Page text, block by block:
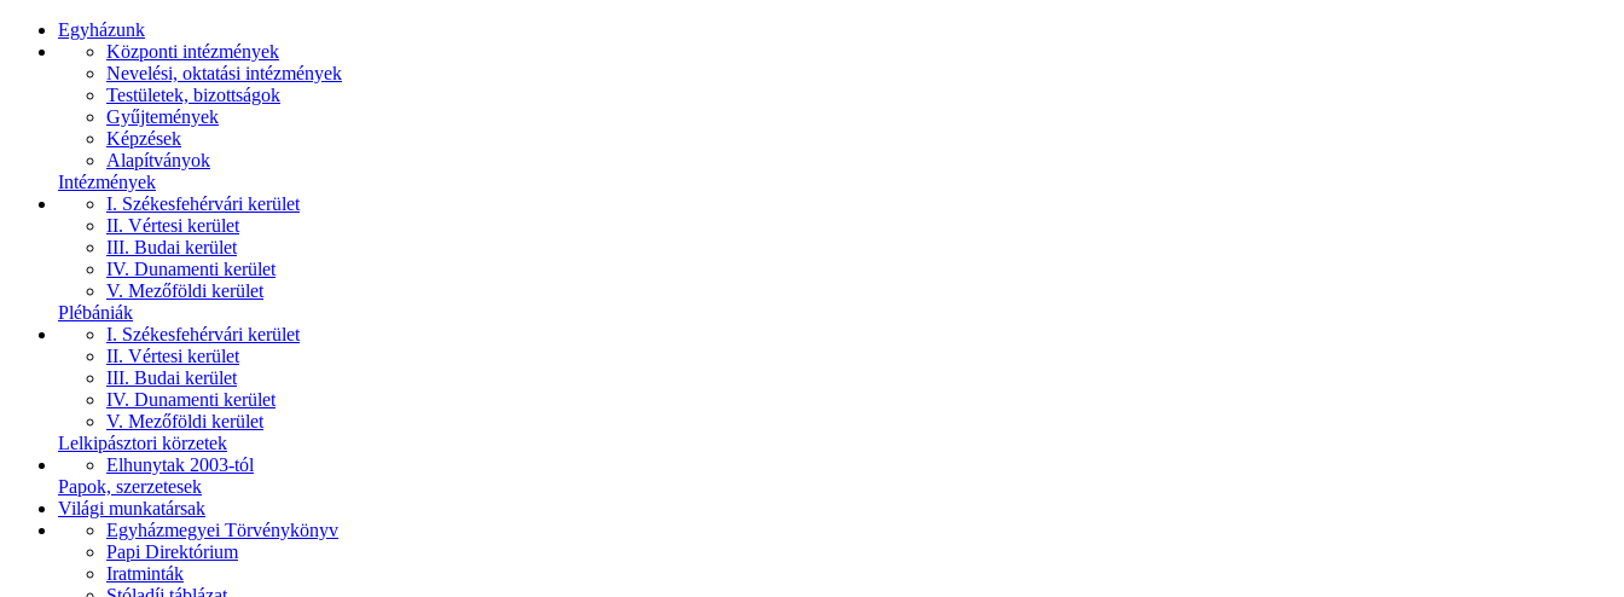
Egyházunk
Központi intézmények
Nevelési, oktatási intézmények
Testületek, bizottságok
Gyűjtemények
Képzések
Alapítványok
Intézmények
I. Székesfehérvári kerület
II. Vértesi kerület
III. Budai kerület
IV. Dunamenti kerület
V. Mezőföldi kerület
Plébániák
I. Székesfehérvári kerület
II. Vértesi kerület
III. Budai kerület
IV. Dunamenti kerület
V. Mezőföldi kerület
Lelkipásztori körzetek
Elhunytak 2003-tól
Papok, szerzetesek
Világi munkatársak
Egyházmegyei Törvénykönyv
Papi Direktórium
Iratminták